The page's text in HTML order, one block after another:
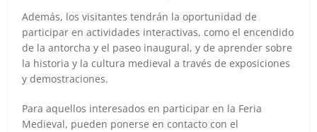
Además, los visitantes tendrán la oportunidad de
participar en actividades interactivas, como el encendido
de la antorcha y el paseo inaugural, y de aprender sobre
la historia y la cultura medieval a través de exposiciones
y demostraciones.
Para aquellos interesados en participar en la Feria
Medieval, pueden ponerse en contacto con el